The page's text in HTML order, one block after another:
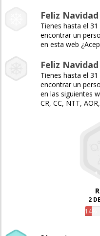
Feliz Navidad
Tienes hasta el
encontrar un
en esta web
Feliz
Tienes hasta el
encontrar un
en las siguientes
CR, CC, NTT,
2
14%